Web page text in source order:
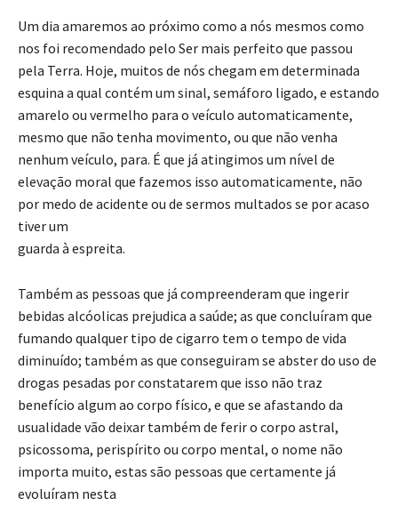
Um dia amaremos ao próximo como a nós mesmos como
nos foi recomendado pelo Ser mais perfeito que passou
pela Terra. Hoje, muitos de nós chegam em determinada
esquina a qual contém um sinal, semáforo ligado, e estando
amarelo ou vermelho para o veículo automaticamente,
mesmo que não tenha movimento, ou que não venha
nenhum veículo, para. É que já atingimos um nível de
elevação moral que fazemos isso automaticamente, não
por medo de acidente ou de sermos multados se por acaso
tiver um
guarda à espreita.
Também as pessoas que já compreenderam que ingerir
bebidas alcóolicas prejudica a saúde; as que concluíram que
fumando qualquer tipo de cigarro tem o tempo de vida
diminuído; também as que conseguiram se abster do uso de
drogas pesadas por constatarem que isso não traz
benefício algum ao corpo físico, e que se afastando da
usualidade vão deixar também de ferir o corpo astral,
psicossoma, perispírito ou corpo mental, o nome não
importa muito, estas são pessoas que certamente já
evoluíram nesta